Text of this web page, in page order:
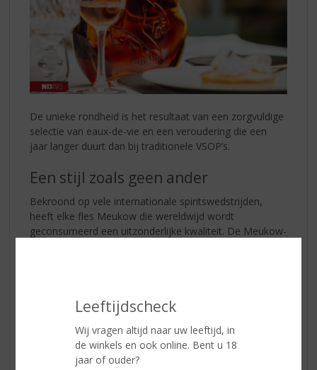
Leeftijdscheck
Wij vragen altijd naar uw leeftijd, in
de winkels en ook online. Bent u 18
jaar of ouder?
De unieke rondheid is het resultaat van een zorgvuldige
selectie van eaux-de-vie en een veroudering die een
jaar langer duurt dan bij traditionele VSOP’s.
Een stijl zoals geen ander
Bekroond op vele internationale spiritswedstrijden,
heeft elke fles Meukow die wereldwijd wordt
geconsumeerd een uitzonderlijke kwaliteit. De Meukow-
Om de identiteit van Meukow te versterken, zocht
Michel Coste naar een symbool dat de uitzonderlijke
kwaliteiten van Meukow-cognac zou benadrukken. De
Feline-fles, versierd met de panter, werd vervolgens in